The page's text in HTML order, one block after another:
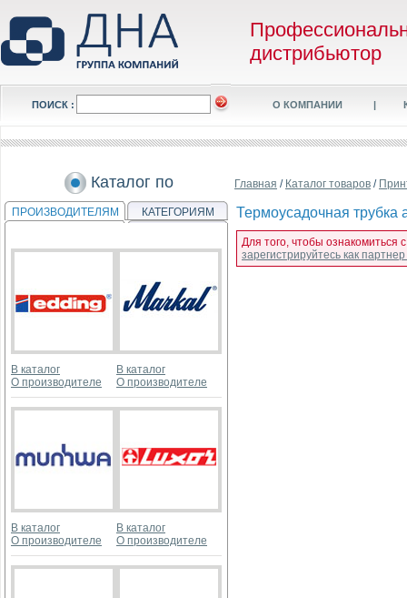
дистрибьютор
ПОИСК : О КОМПАНИИ |
Каталог по
ПРОИЗВОДИТЕЛЯМ КАТЕГОРИЯМ
В каталог
О производителе
В каталог
О производителе
В каталог
О производителе
В каталог
О производителе
Главная / Каталог товаров /
Термоусадочная
Для того, чтобы ознакомиться
зарегистрируйтесь как